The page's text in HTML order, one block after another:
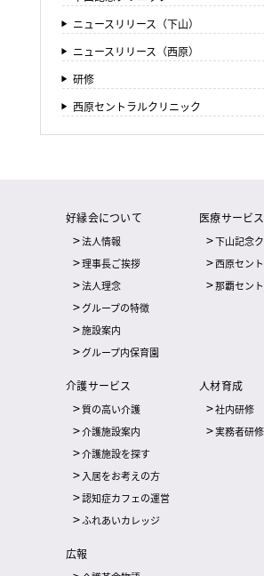
ニュースリリース（下山）
ニュースリリース（西原）
研修
西原セントラルクリニック
好縁会について
法人情報
理事長ご挨拶
法人理念
グループの特徴
施設案内
グループ内保育園
医療サービス
下山記念
西原セン
那覇セン
介護サービス
質の高い介護
介護施設案内
介護施設を探す
入居をお考えの方
認知症カフェの運営
ふれあいカレッジ
人材育成
社内研修
実務者研
広報